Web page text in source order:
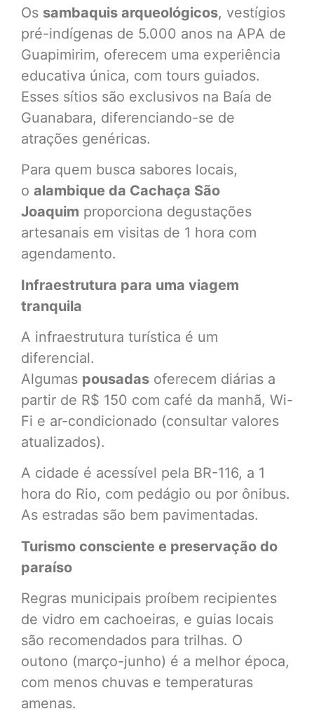
Os sambaquis arqueológicos, vestígios
pré-indígenas de 5.000 anos na APA de
Guapimirim, oferecem uma experiência
educativa única, com tours guiados.
Esses sítios são exclusivos na Baía de
Guanabara, diferenciando-se de
atrações genéricas.
Para quem busca sabores locais,
o alambique da Cachaça São
Joaquim proporciona degustações
artesanais em visitas de 1 hora com
agendamento.
Infraestrutura para uma viagem
tranquila
A infraestrutura turística é um
diferencial.
Algumas pousadas oferecem diárias a
partir de R$ 150 com café da manhã, Wi-
Fi e ar-condicionado (consultar valores
atualizados).
A cidade é acessível pela BR-116, a 1
hora do Rio, com pedágio ou por ônibus.
As estradas são bem pavimentadas.
Turismo consciente e preservação do
paraíso
Regras municipais proíbem recipientes
de vidro em cachoeiras, e guias locais
são recomendados para trilhas. O
outono (março-junho) é a melhor época,
com menos chuvas e temperaturas
amenas.